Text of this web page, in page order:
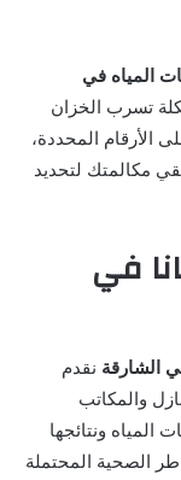
المياه في
تسرب الخزان
الأرقام المحددة،
مكالمتك لتحديد
في
الشارقة نقدم
والمكاتب
المياه ونتائجها
الصحية المحتملة